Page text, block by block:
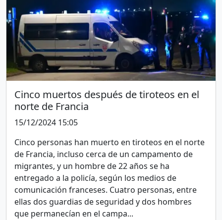
Cinco muertos después de tiroteos en el
norte de Francia
15/12/2024 15:05
Cinco personas han muerto en tiroteos en el norte
de Francia, incluso cerca de un campamento de
migrantes, y un hombre de 22 años se ha
entregado a la policía, según los medios de
comunicación franceses. Cuatro personas, entre
ellas dos guardias de seguridad y dos hombres
que permanecían en el campa...